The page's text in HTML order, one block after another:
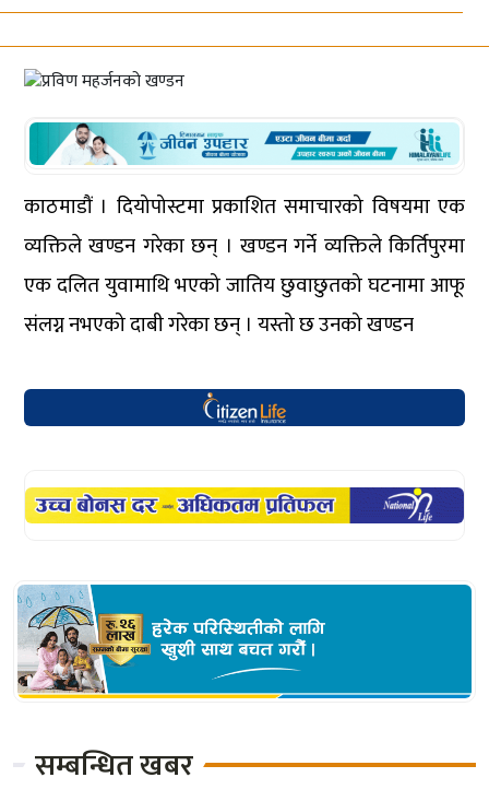
काठमाडौं । दियोपोस्टमा प्रकाशित समाचारको विषयमा एक
व्यक्तिले खण्डन गरेका छन् । खण्डन गर्ने व्यक्तिले किर्तिपुरमा
एक दलित युवामाथि भएको जातिय छुवाछुतको घटनामा आफू
संलग्न नभएको दाबी गरेका छन् । यस्तो छ उनको खण्डन
सम्बन्धित खबर